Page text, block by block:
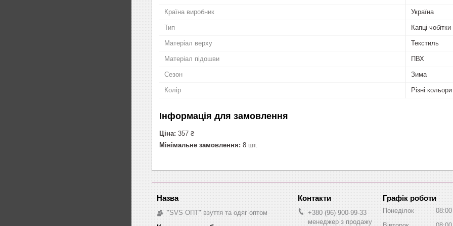
Країна виробник Україна
Тип Капці-чобітки
Матеріал верху Текстиль
Матеріал підошви ПВХ
Сезон Зима
Колір Різні кольори
Інформація для замовлення
Ціна: 357 ₴
Мінімальне замовлення: 8 шт.
"SVS ОПТ" взуття та одяг оптом
+380 (96) 900-99-33
менеджер з продажу
Графік роботи
Понеділок 08:00